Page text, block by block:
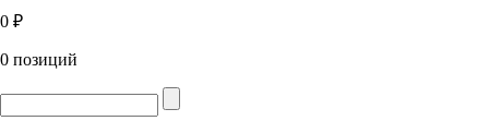
0 ₽
0 позиций